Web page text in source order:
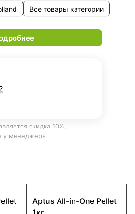
Все товары категории
скидка 10%,
у менеджера
Aptus All-in-One Pellet
1кг